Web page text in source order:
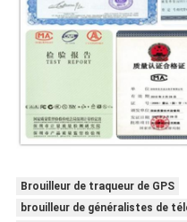
Brouilleur de traqueur de GPS
brouilleur de généralistes de